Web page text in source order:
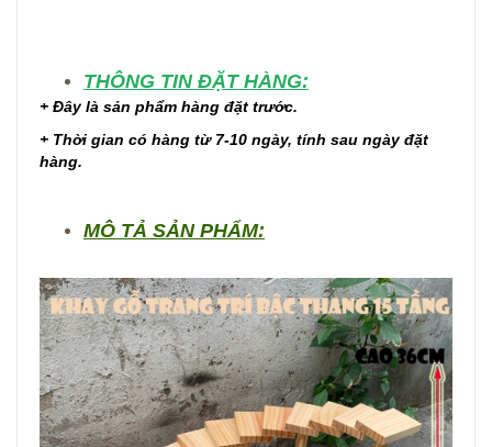
THÔNG TIN ĐẶT HÀNG:
+ Đây là sản phẩm hàng đặt trước.
+ Thời gian có hàng từ 7-10 ngày, tính sau ngày đặt
hàng.
MÔ TẢ SẢN PHẨM: